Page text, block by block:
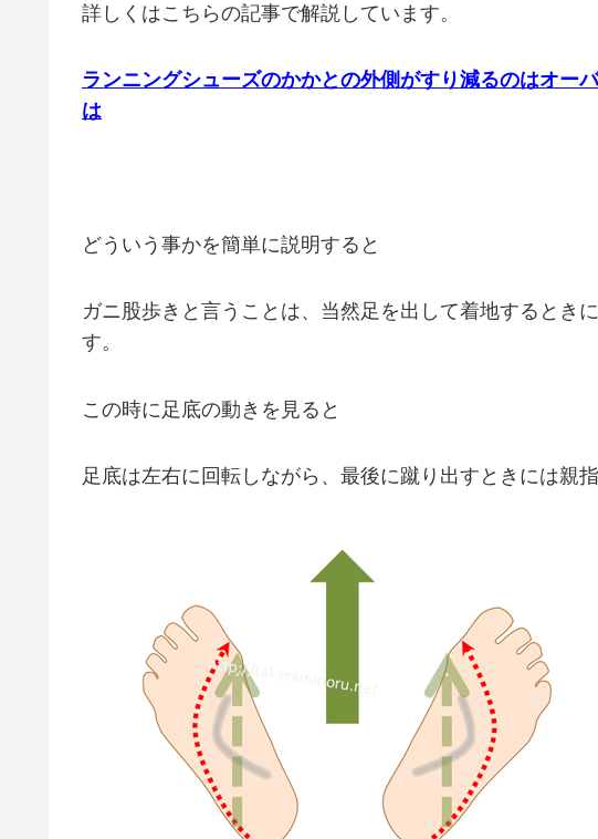
詳しくはこちらの記事で解説しています。
ランニングシューズのかかとの外側がすり減るのはオー
は
どういう事かを簡単に説明すると
ガニ股歩きと言うことは、当然足を出して着地するとき
す。
この時に足底の動きを見ると
足底は左右に回転しながら、最後に蹴り出すときには親